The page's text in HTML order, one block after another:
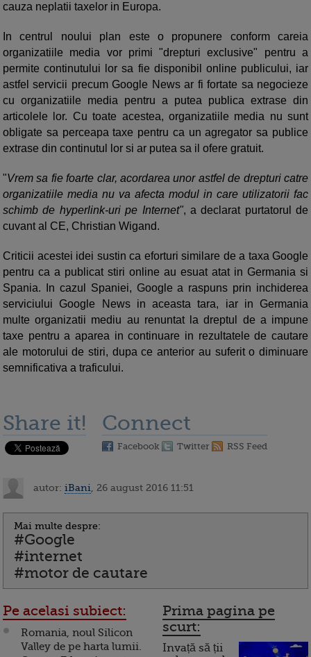
cauza neplatii taxelor in Europa.
In centrul noului plan este o propunere conform careia
organizatiile media vor primi "drepturi exclusive" pentru a
permite continutului lor sa fie disponibil online publicului, iar
astfel servicii precum Google News ar fi fortate sa negocieze
cu organizatiile media pentru a putea publica extrase din
articolele lor. Cu toate acestea, organizatiile media nu sunt
obligate sa perceapa taxe pentru ca un agregator sa publice
extrase din continutul lor si ar putea sa il ofere gratuit.
"Vrem sa fie foarte clar, acordarea unor astfel de drepturi catre
organizatiile media nu va afecta modul in care utilizatorii fac
schimb de hyperlink-uri pe Internet", a declarat purtatorul de
cuvant al CE, Christian Wigand.
Criticii acestei idei sustin ca eforturi similare de a taxa Google
pentru ca a publicat stiri online au esuat atat in Germania si
Spania. In cazul Spaniei, Google a raspuns prin inchiderea
serviciului Google News in aceasta tara, iar in Germania
multe organizatii mediu au renuntat la dreptul de a impune
taxe pentru a aparea in continuare in rezultatele de cautare
ale motorului de stiri, dupa ce anterior au suferit o diminuare
semnificativa a traficului.
Share it! Connect
Facebook Twitter RSS Feed
autor: iBani , 26 august 2016 11:51
Mai multe despre:
#Google
#internet
#motor de cautare
Pe acelasi subiect:
Romania, noul Silicon
Valley de pe harta lumii.
Prima pagina pe
scurt:
Invață să ții